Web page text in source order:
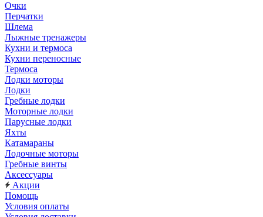
Очки
Перчатки
Шлема
Лыжные тренажеры
Кухни и термоса
Кухни переносные
Термоса
Лодки моторы
Лодки
Гребные лодки
Моторные лодки
Парусные лодки
Яхты
Катамараны
Лодочные моторы
Гребные винты
Аксессуары
Акции
Помощь
Условия оплаты